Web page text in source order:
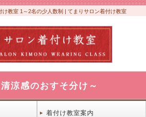
教室 1～2名の少人数制 | てまりサロン着付け教室
涼感のおすそ分け～
着付け教室案内